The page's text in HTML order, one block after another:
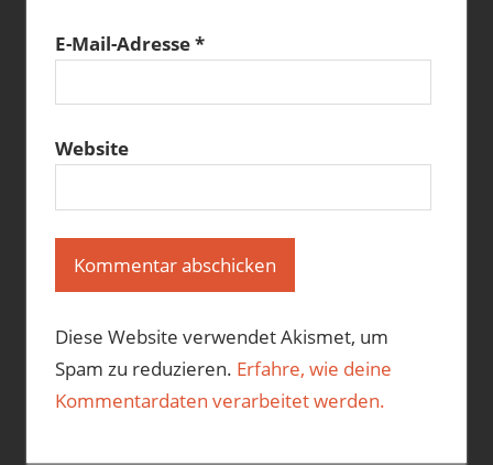
E-Mail-Adresse*
Website
Diese Website verwendet Akismet, um
Spam zu reduzieren. Erfahre, wie deine
Kommentardaten verarbeitet werden.